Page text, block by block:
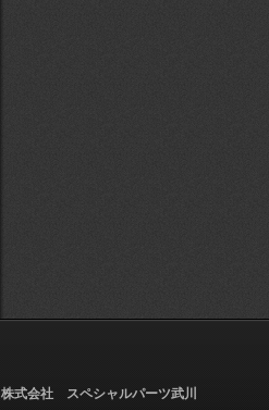
株式会社 スペシャルパーツ武川